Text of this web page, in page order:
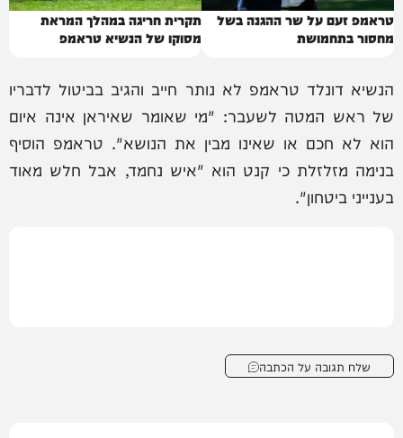
טראמפ זעם על שר ההגנה בשל
מחסור בתחמושת
תקרית חריגה במהלך המראת
מסוקו של הנשיא טראמפ
הנשיא דונלד טראמפ לא נותר חייב והגיב בביטול לדבריו
של ראש המטה לשעבר: "מי שאומר שאיראן אינה איום
הוא לא חכם או שאינו מבין את הנושא". טראמפ הוסיף
בנימה מזלזלת כי קנט הוא "איש נחמד, אבל חלש מאוד
בענייני ביטחון".
שלח תגובה על הכתבה